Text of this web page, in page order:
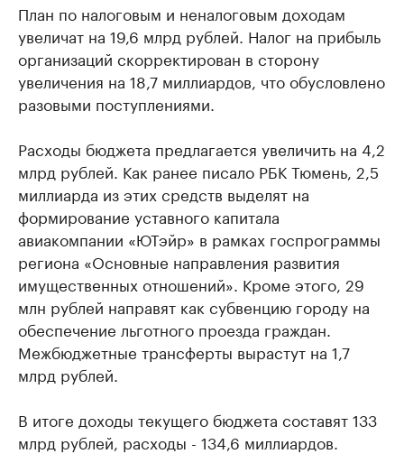
План по налоговым и неналоговым доходам
увеличат на 19,6 млрд рублей. Налог на прибыль
организаций скорректирован в сторону
увеличения на 18,7 миллиардов, что обусловлено
разовыми поступлениями.
Расходы бюджета предлагается увеличить на 4,2
млрд рублей. Как ранее писало РБК Тюмень, 2,5
миллиарда из этих средств выделят на
формирование уставного капитала
авиакомпании «ЮТэйр» в рамках госпрограммы
региона «Основные направления развития
имущественных отношений». Кроме этого, 29
млн рублей направят как субвенцию городу на
обеспечение льготного проезда граждан.
Межбюджетные трансферты вырастут на 1,7
млрд рублей.
В итоге доходы текущего бюджета составят 133
млрд рублей, расходы - 134,6 миллиардов.